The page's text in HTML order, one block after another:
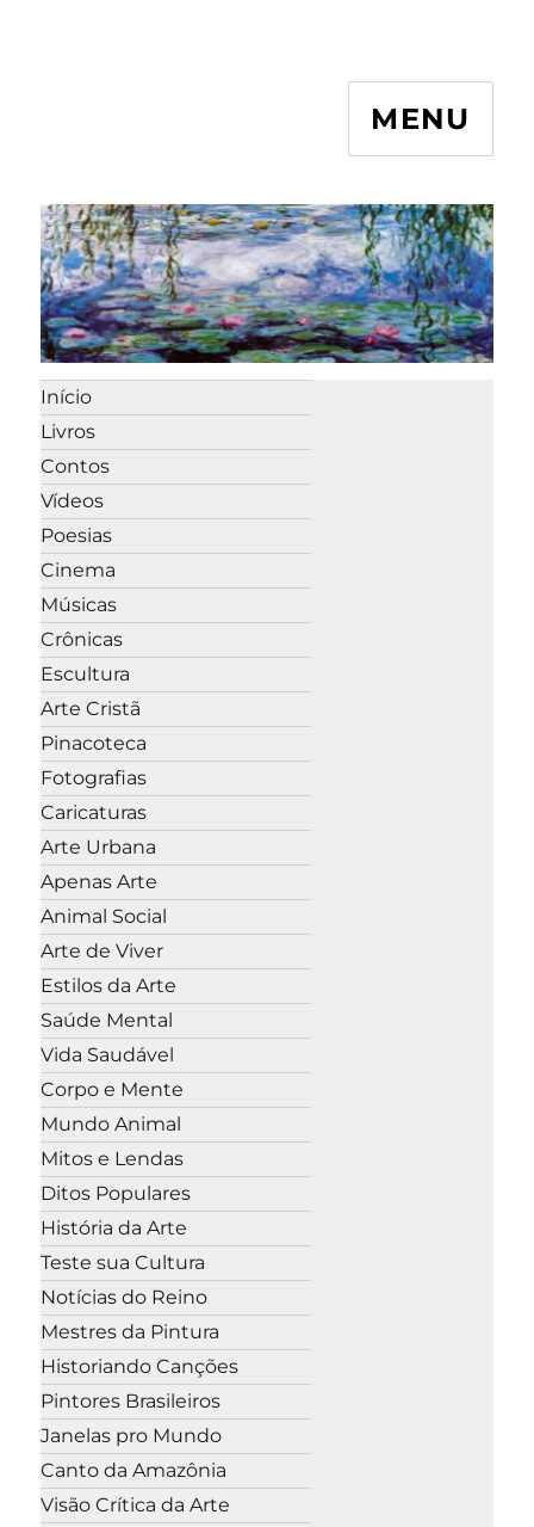
MENU
Início
Livros
Contos
Vídeos
Poesias
Cinema
Músicas
Crônicas
Escultura
Arte Cristã
Pinacoteca
Fotografias
Caricaturas
Arte Urbana
Apenas Arte
Animal Social
Arte de Viver
Estilos da Arte
Saúde Mental
Vida Saudável
Corpo e Mente
Mundo Animal
Mitos e Lendas
Ditos Populares
História da Arte
Teste sua Cultura
Notícias do Reino
Mestres da Pintura
Historiando Canções
Pintores Brasileiros
Janelas pro Mundo
Canto da Amazônia
Visão Crítica da Arte